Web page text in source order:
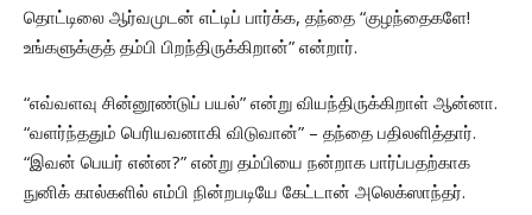
தொட்டிலை ஆர்வமுடன் எட்டிப் பார்க்க, தந்தை “குழந்தைகளே!
உங்களுக்குத் தம்பி பிறந்திருக்கிறான்” என்றார்.
“எவ்வளவு சின்னூண்டுப் பயல்” என்று வியந்திருக்கிறாள் ஆன்னா.
“வளர்ந்ததும் பெரியவனாகி விடுவான்” – தந்தை பதிலளித்தார்.
“இவன் பெயர் என்ன?” என்று தம்பியை நன்றாக பார்ப்பதற்காக
நுனிக் கால்களில் எம்பி நின்றபடியே கேட்டான் அலெக்ஸாந்தர்.